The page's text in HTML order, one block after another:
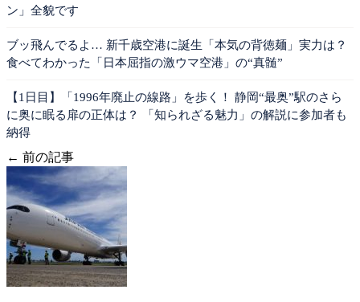
ン」全貌です
ブッ飛んでるよ… 新千歳空港に誕生「本気の背徳麺」実力は？
食べてわかった「日本屈指の激ウマ空港」の“真髄”
【1日目】「1996年廃止の線路」を歩く！ 静岡“最奥”駅のさら
に奥に眠る扉の正体は？ 「知られざる魅力」の解説に参加者も
納得
← 前の記事